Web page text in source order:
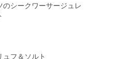
のシークワーサージュレ
フ＆ソルト